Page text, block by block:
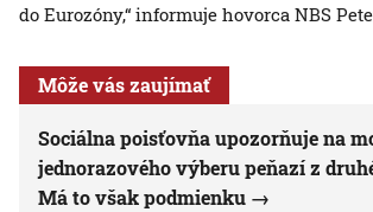
do Eurozóny,“ informuje hovorca NBS
Môže vás zaujímať
Sociálna poisťovňa upozorňuje na
jednorazového výberu peňazí z
Má to však podmienku